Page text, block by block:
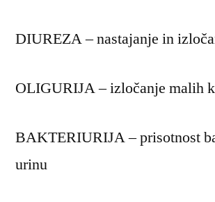
DIUREZA – nastajanje in
OLIGURIJA – izločanje malih
BAKTERIURIJA – prisotnost
urinu